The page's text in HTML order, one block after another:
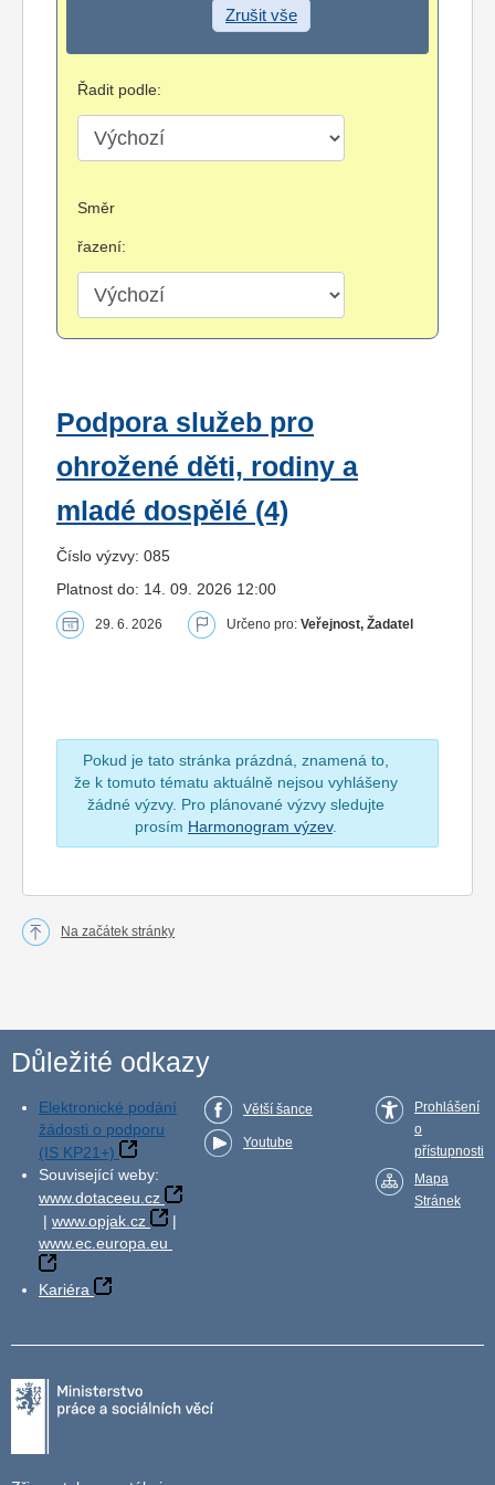
Zrušit vše
Řadit podle:
Směr
řazení:
Podpora služeb pro
ohrožené děti, rodiny a
mladé dospělé (4)
Číslo výzvy: 085
Platnost do: 14. 09. 2026 12:00
29. 6. 2026 Určeno pro: Veřejnost, Žadatel
Pokud je tato stránka prázdná, znamená to,
že k tomuto tématu aktuálně nejsou vyhlášeny
žádné výzvy. Pro plánované výzvy sledujte
prosím Harmonogram výzev.
Na začátek stránky
Důležité odkazy
Elektronické podání
žádosti o podporu
(IS KP21+)
Související weby:
www.dotaceeu.cz
| www.opjak.cz
|
www.ec.europa.eu
Kariéra
Větší šance
Youtube
Prohlášení
o
přístupnosti
Mapa
Stránek